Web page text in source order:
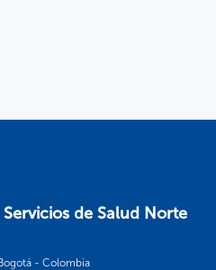
de Salud Norte
- Colombia